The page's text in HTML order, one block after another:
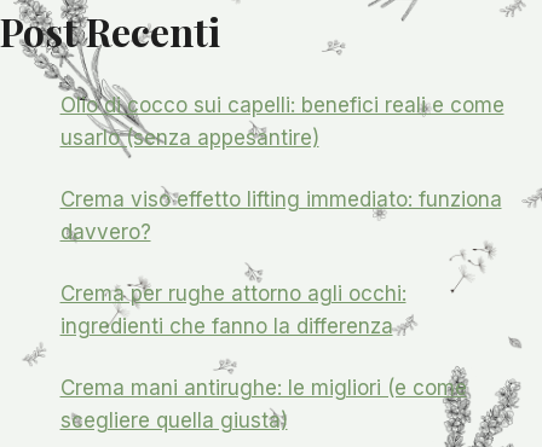
Post Recenti
Olio di cocco sui capelli: benefici reali e come
usarlo (senza appesantire)
Crema viso effetto lifting immediato: funziona
davvero?
Crema per rughe attorno agli occhi:
ingredienti che fanno la differenza
Crema mani antirughe: le migliori (e come
scegliere quella giusta)